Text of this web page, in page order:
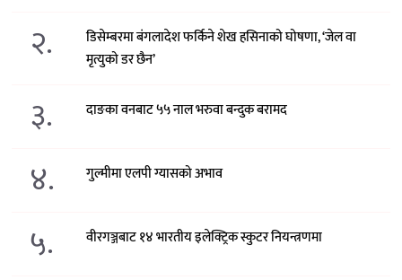
२.
डिसेम्बरमा बंगलादेश फर्किने शेख हसिनाको घोषणा, ‘जेल वा
मृत्युको डर छैन’
३. दाङका वनबाट ५५ नाल भरुवा बन्दुक बरामद
४. गुल्मीमा एलपी ग्यासको अभाव
५. वीरगञ्जबाट १४ भारतीय इलेक्ट्रिक स्कुटर नियन्त्रणमा